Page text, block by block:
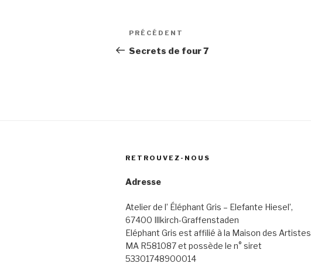
Navigation
de
Article
précédent
PRÉCÉDENT
Secrets de four 7
RETROUVEZ-NOUS
Adresse
Atelier de l’ Éléphant Gris – Elefante Hiesel’,
67400 Illkirch-Graffenstaden
Eléphant Gris est affilié à la Maison des Artistes
MA R581087 et possède le n° siret
53301748900014